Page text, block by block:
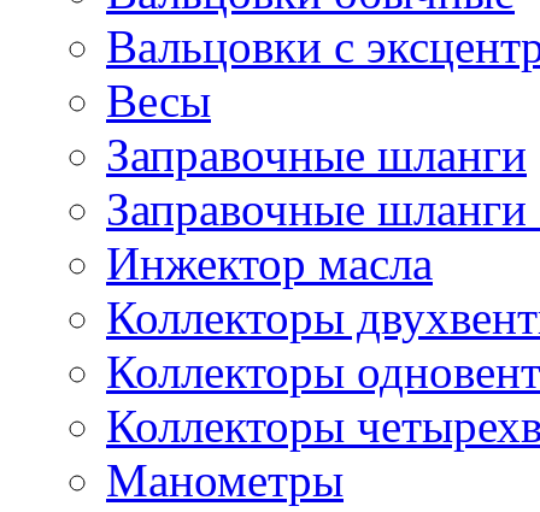
Вальцовки с
Весы
Заправочные шланги
Заправочные шланги
Инжектор масла
Коллекторы
Коллекторы
Коллекторы
Манометры